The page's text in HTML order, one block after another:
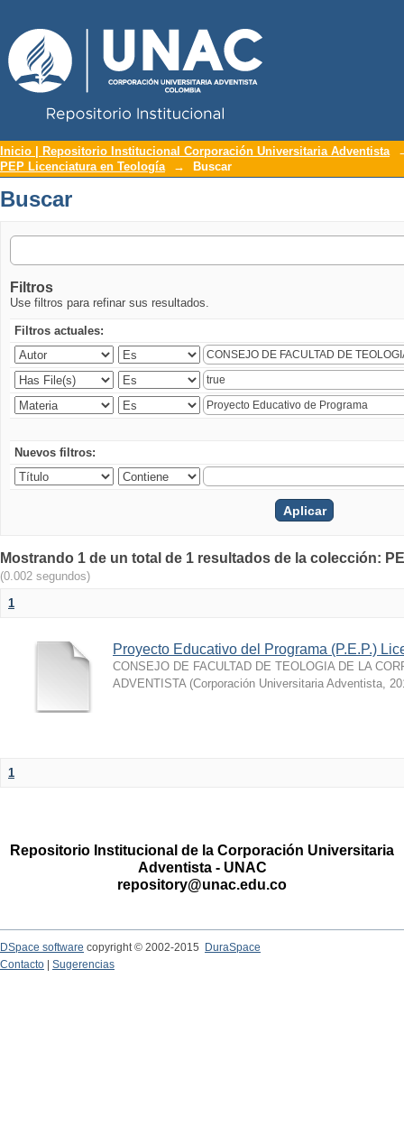
Buscar
Inicio | Repositorio Institucional Corporación Universitaria Adventista
PEP Licenciatura en Teología
→ Buscar
Buscar
Filtros
Use filtros para refinar sus resultados.
Filtros actuales:
Nuevos filtros:
Mostrando 1 de un total de 1 resultados de la colección:
(0.002 segundos)
1
Proyecto Educativo del Programa (P.E.P.)
CONSEJO DE FACULTAD DE TEOLOGIA DE LA
ADVENTISTA (Corporación Universitaria Adventista,
1
Repositorio Institucional de la Corporación Universitaria
Adventista - UNAC
repository@unac.edu.co
DSpace software copyright © 2002-2015
DuraSpace
Contacto
Sugerencias